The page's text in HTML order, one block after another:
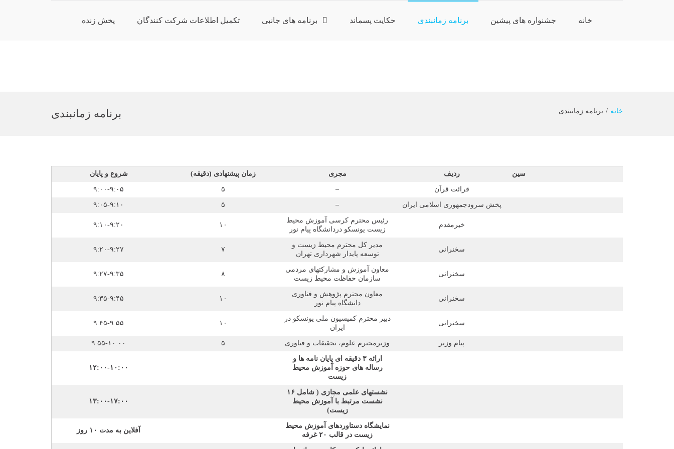
خانه جشنواره های پیشین برنامه زمانبندی حکایت پسماند برنامه های جانبی تکمیل اطلاعات شرکت کنندگان پخش زنده
برنامه زمانبندی خانه برنامه زمانبندی
سین ردیف مجری زمان پیشنهادی (دقیقه) شروع و پایان
قرائت قرآن – ۵ ۹:۰۰-۹:۰۵
پخش سرودجمهوری اسلامی ایران – ۵ ۹:۰۵-۹:۱۰
خیرمقدم
رئیس محترم کرسی آموزش محیط
زیست یونسکو دردانشگاه پیام نور
۱۰ ۹:۱۰-۹:۲۰
سخنرانی
مدیر کل محترم محیط زیست و
توسعه پایدار شهرداری تهران
۷ ۹:۲۰-۹:۲۷
سخنرانی
معاون آموزش و مشارکتهای مردمی
سازمان حفاظت محیط زیست
۸ ۹:۲۷-۹:۳۵
سخنرانی
معاون محترم پژوهش و فناوری
دانشگاه پیام نور
۱۰ ۹:۳۵-۹:۴۵
سخنرانی
دبیر محترم کمیسیون ملی یونسکو در
ایران
۱۰ ۹:۴۵-۹:۵۵
پیام وزیر وزیرمحترم علوم، تحقیقات و فناوری ۵ ۹:۵۵-۱۰:۰۰
ارائه ۳ دقیقه ای پایان نامه ها و
رساله های حوزه آموزش محیط
زیست
۱۲:۰۰-۱۰:۰۰
نشستهای علمی مجازی ( شامل ۱۶
نشست مرتبط با آموزش محیط
زیست)
۱۳:۰۰-۱۷:۰۰
نمایشگاه دستاوردهای آموزش محیط
زیست در قالب ۲۰ غرفه
آفلاین به مدت ۱۰ روز